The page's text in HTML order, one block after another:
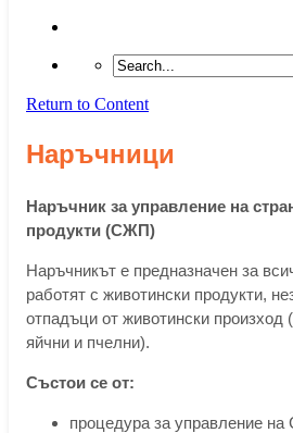
Return to Content
Наръчници
Наръчник за управление на
продукти (СЖП)
Наръчникът е предназначен за
работят с животински продукти,
отпадъци от животински
яйчни и пчелни).
Състои се от:
процедура за управление